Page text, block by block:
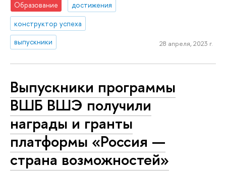
Образование
достижения
конструктор успеха
выпускники
28 апреля, 2023 г.
Выпускники программы
ВШБ ВШЭ получили
награды и гранты
платформы «Россия —
страна возможностей»